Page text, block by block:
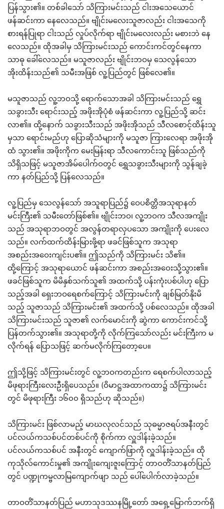
ပြန်သွား၏။ တစ်ခါသော် သိကြားမင်းသည် ငါးအသေယောင်
ဖန်ဆင်းကာ နေလေသည်။ ဗျိုင်းမလေးသူဇာလည်း ငါးအသေကို
စားရန်ပြုရာ ငါးသည် လှုပ်လိုက်ရာ ဗျိုင်းမလေးလည်း မစားဘဲ နေ
လေသည်။ ထိုအခါမှ သိကြားမင်းသည် ကောင်းကင်တွင်နေကာ
သာဓု ခေါ်လေသည်။ မသူဇာလည်း ဗျိုင်းဘဝမှ သေလွန်သော
အိုးထိန်းသည်၏ သမီးအဖြစ် လူ့ပြည်တွင် ဖြစ်လေ၏။
မသူဇာသည် လူ့ဘဝသို့ ရောက်သောအခါ သိကြားမင်းသည် ရွှေ
သခွားသီး ရောင်းသည့် အဖိုးအိုပုံစံ ဖန်ဆင်းကာ လူ့ပြည်သို့ ဆင်း
လာ၏။ ထို့နောက် သခွားသီးသည် အဖိုးအိုသည် သီလစောင့်ထိန်းသူ
မှသာ ရောင်းမည်ဟု ပြောဆိုသံများကို မသူဇာ ကြားလေရာ အဖိုးအို
ထံ သွား၏။ အဖိုးကိုက မေးမြန်းရာ သီလကောင်းသူ ဖြစ်သည်ကို
သိရှိသဖြင့် မသူဇာအိမ်ပေါက်ဝတွင် ရွှေသခွားသီးများကို သွန်ချခဲ့
ကာ နတ်ပြည်သို့ ပြန်လေသည်။
လူ့ပြည်မှ သေလွန်သော် အသူရာပြည်၌ ဝေပစိတ္တိအသုရာနတ်
မင်းကြီး၏ သမီးတော်ဖြစ်၏။ ဗျိုင်းဘဝ၊ လူ့ဘဝက သီလအကျိုး
သည် အသုရာဘဝတွင် အလွန်တရာလှပသော အကျိုးကို ပေးလေ
သည်။ လက်ထက်ထိန်းမြားဖို့ရာ ဖခင်ဖြစ်သူက အသုရာ
အစည်းအဝေးကျင်းပ၏။ ဤသည်ကို သိကြားမင်း သိ၏။
ထို့ကြောင့် အသုရာယောင် ဖန်ဆင်းကာ အစည်းအဝေးသို့သွား၏။
ဖခင်ဖြစ်သူက မိမိနှစ်သက်သူ၏ အထက်သို့ ပန်းကုံးပစ်ပါဟု ပြော
သည့်အခါ ရှေးဘဝရေစက်ကြောင့် သိကြားမင်းကို ချစ်မြတ်နိုးမိ
သည့် သူဇာသည် သိကြားမင်း၏ အထက်သို့ ပစ်လေသည်။ ထိုအခါ
သိကြားမင်းသည် သူဇာ၏ လက်မောင်းကို ဆွဲကာ ကောင်းကင်သို့
ပြန်တက်သွား၏။ အသုရာတို့ကို လိုက်ကြသော်လည်း မင်းကြီးက မ
လိုက်ရန် ပြောသဖြင့် ဆက်မလိုက်ကြတော့ပေ။
ဤသို့ဖြင့် သိကြားမင်းတွင် လူ့ဘဝကတည်းက ရေစက်ပါလာသည့်
မိဖုရားကြီးလေးဦးရှိပေသည်။ (ဝိမာဋ္ဌအထာကထာ၌ သိကြားမင်း
တွင် မိဖုရားကြီး ၁၆၀၀ ရှိသည်ဟု ဆိုသည်။)
သိကြားမင်း ဖြစ်လာမည့် မာဃလုလင်သည် သုဓမ္မာဇရပ်အနီးတွင်
ပင်လယ်ကသစ်ပင်တစ်ပင်ကို စိုက်ကာ လှူဒါန်းခဲ့သည်။
ပင်လယ်ကသစ်ပင် အနီးတွင် ကျောက်ဖြာကို လှူဒါန်းခဲ့သည်။ ထို
ကုသိုလ်ကောင်းမှု၏ အကျိုးကျေးဇူးကြောင့် တာဝတိံသာနတ်ပြည်
တွင် ပဏ္ဍုကမ္ဗလာမြကျောက်ဖျာ သည် ပေါ်ပေါက်လာခဲ့သည်။
တာဝတိံသာနတ်ပြည် မဟာသုဒဿနမြို့တော် အရှေ့မြောက်ဘက်ရှိ